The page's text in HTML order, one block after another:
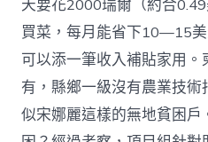
天要花2000瑞爾（約合
買菜，每月能省下10—15
可以添一筆收入補貼家用
有，縣鄉一級沒有農業技
似宋娜麗這樣的無地貧困